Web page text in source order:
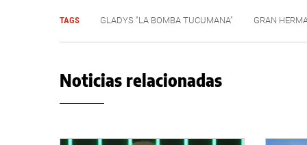
TAGS GLADYS "LA BOMBA TUCUMANA" GRAN
Noticias relacionadas